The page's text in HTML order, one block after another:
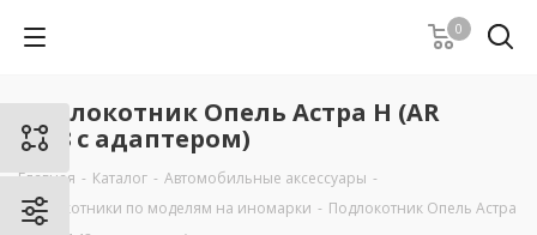
0
Подлокотник Опель Астра Н (AR
1148 c адаптером)
Главная - Каталог - Автомобильные аксессуары -
Подлокотники по моделям на иномарки - Подлокотник Опель Астра